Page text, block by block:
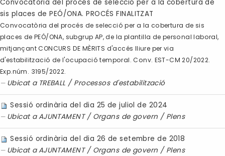
Convocatòria del procés de selecció per a la cobertura de
sis places de PEÓ/ONA. PROCÉS FINALITZAT
Convocatòria del procés de selecció per a la cobertura de sis
places de PEÓ/ONA, subgrup AP, de la plantilla de personal laboral,
mitjançant CONCURS DE MÈRITS d'accés lliure per via
d'estabilització de l'ocupació temporal. Conv. EST-CM 20/2022.
Exp.núm. 3195/2022.
Ubicat a TREBALL / Processos d'estabilització
Sessió ordinària del dia 25 de juliol de 2024
Ubicat aAJUNTAMENT / Organs de govern / Plens
Sessió ordinària del dia 26 de setembre de 2018
Ubicat aAJUNTAMENT / Organs de govern / Plens